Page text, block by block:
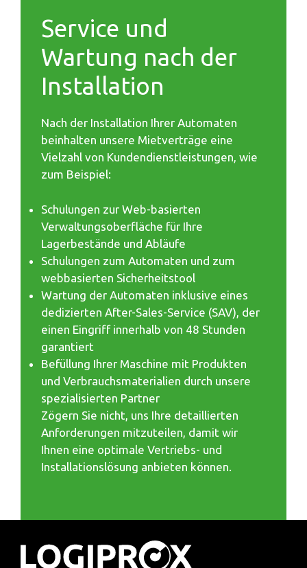
Service und
Wartung nach der
Installation
Nach der Installation Ihrer Automaten
beinhalten unsere Mietverträge eine
Vielzahl von Kundendienstleistungen, wie
zum Beispiel:
Schulungen zur Web-basierten
Verwaltungsoberfläche für Ihre
Lagerbestände und Abläufe
Schulungen zum Automaten und zum
webbasierten Sicherheitstool
Wartung der Automaten inklusive eines
dedizierten After-Sales-Service (SAV), der
einen Eingriff innerhalb von 48 Stunden
garantiert
Befüllung Ihrer Maschine mit Produkten
und Verbrauchsmaterialien durch unsere
spezialisierten Partner
Zögern Sie nicht, uns Ihre detaillierten
Anforderungen mitzuteilen, damit wir
Ihnen eine optimale Vertriebs- und
Installationslösung anbieten können.